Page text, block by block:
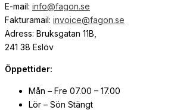
E-mail: info@fagon.se
Fakturamail: invoice@fagon.se
Adress: Bruksgatan 11B,
241 38 Eslöv
Öppettider:
Mån – Fre 07.00 – 17.00
Lör – Sön Stängt